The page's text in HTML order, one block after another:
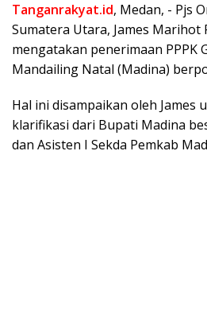
Tanganrakyat.id, Medan, ⁠- Pjs
Sumatera Utara, James Marihot
mengatakan penerimaan PPPK
Mandailing Natal (Madina)
Hal ini disampaikan oleh James
klarifikasi dari Bupati Madina
dan Asisten I Sekda Pemkab